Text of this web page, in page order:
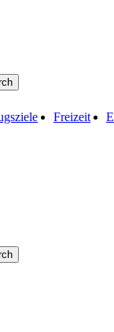
Freizeit